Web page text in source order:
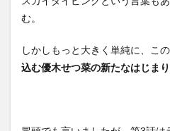
む。
しかしもっと大きく単純に、こ
込む優木せつ菜の新たなはじま